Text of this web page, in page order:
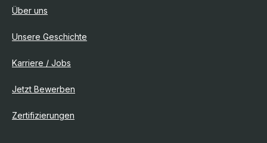
Über uns
Unsere Geschichte
Karriere / Jobs
Jetzt Bewerben
Zertifizierungen